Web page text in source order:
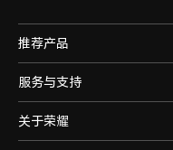
推荐产品
服务与支持
关于荣耀